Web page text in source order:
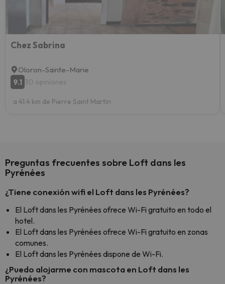
Chez Sabrina
Oloron-Sainte-Marie
9.1 30 opiniones
a 41.4 km de Pierre Saint Martin
Preguntas frecuentes sobre Loft dans les
Pyrénées
¿Tiene conexión wifi el Loft dans les Pyrénées?
El Loft dans les Pyrénées ofrece Wi-Fi gratuito en todo el
hotel.
El Loft dans les Pyrénées ofrece Wi-Fi gratuito en zonas
comunes.
El Loft dans les Pyrénées dispone de Wi-Fi.
¿Puedo alojarme con mascota en Loft dans les
Pyrénées?